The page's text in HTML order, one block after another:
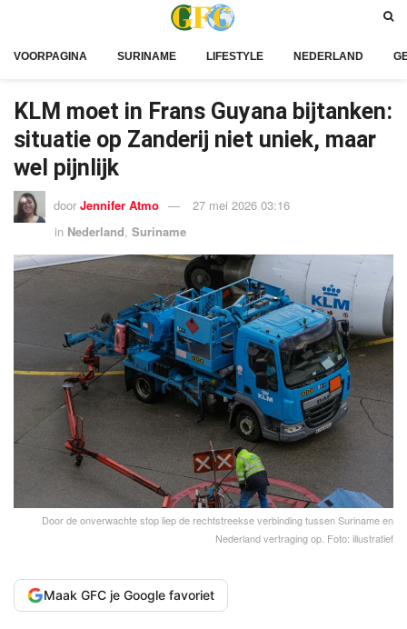
VOORPAGINA SURINAME LIFESTYLE NEDERLAND
KLM moet in Frans Guyana bijtanken:
situatie op Zanderij niet uniek, maar
wel pijnlijk
door Jennifer Atmo
27 mei 2026 03:16
in Nederland, Suriname
Door de onverwachte stop liep de rechtstreekse verbinding tussen Suriname en
Nederland vertraging op. Foto: illustratief
Maak GFC je Google favoriet